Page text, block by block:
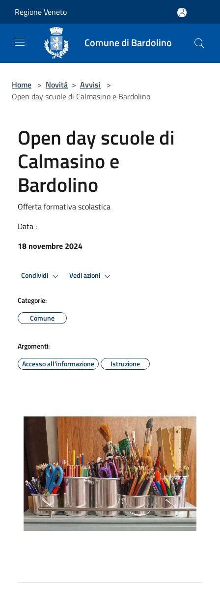
Regione Veneto
Comune di Bardolino
Home > Novità > Avvisi >
Open day scuole di Calmasino e Bardolino
Open day scuole di
Calmasino e
Bardolino
Offerta formativa scolastica
Data :
18 novembre 2024
Condividi Vedi azioni
Categorie:
Comune
Argomenti:
Accesso all'informazione
Istruzione